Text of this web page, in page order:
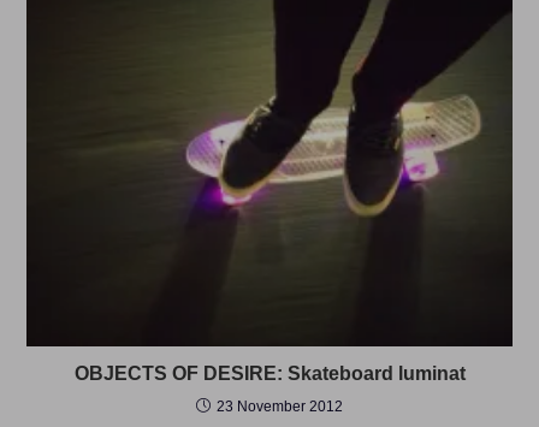
OBJECTS OF DESIRE: Skateboard luminat
23 November 2012